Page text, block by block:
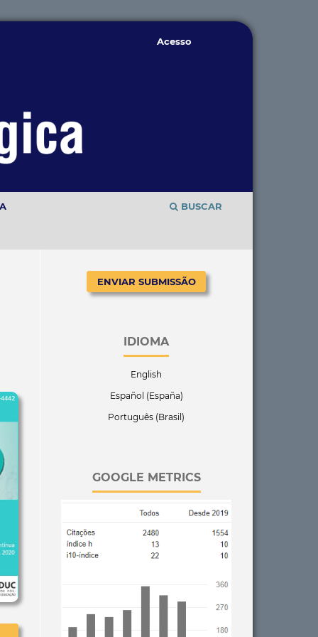
BUSCAR
Acesso
ENVIAR SUBMISSÃO
IDIOMA
English
Español (España)
Português (Brasil)
GOOGLE METRICS